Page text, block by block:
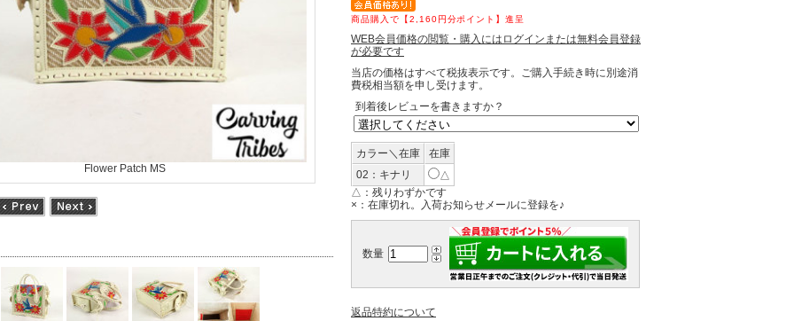
商品購入で【2,160円分ポイント】進呈
WEB会員価格の閲覧・購入にはログインまたは無料会員登録
が必要です
当店の価格はすべて税抜表示です。ご購入手続き時に別途消
費税相当額を申し受けます。
到着後レビューを書きますか？
カラー＼在庫
在庫
02：キナリ
△
△： 残りわずかです
×： 在庫切れ。入荷お知らせメールに登録を♪
数量
返品特約について
Flower Patch MS